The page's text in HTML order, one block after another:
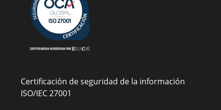
Certificación de seguridad de la información
ISO/IEC 27001